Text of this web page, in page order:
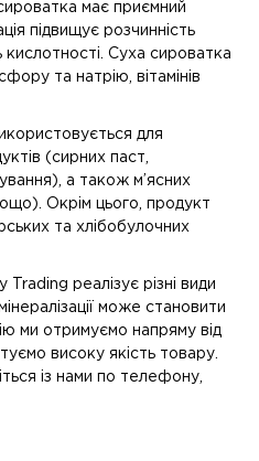
має приємний
підвищує розчинність
Суха сироватка
та натрію, вітамінів
для
(сирних паст,
а також м’ясних
Окрім цього, продукт
та хлібобулочних
реалізує різні види
може становити
ми отримуємо напряму від
високу якість товару.
із нами по телефону,